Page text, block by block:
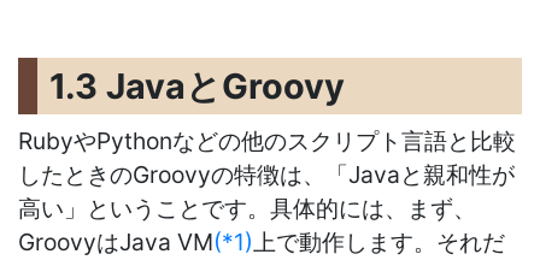
1.3 JavaとGroovy
RubyやPythonなどの他のスクリプト言語と比較
したときのGroovyの特徴は、「Javaと親和性が
高い」ということです。具体的には、まず、
GroovyはJava VM(*1)上で動作します。それだ